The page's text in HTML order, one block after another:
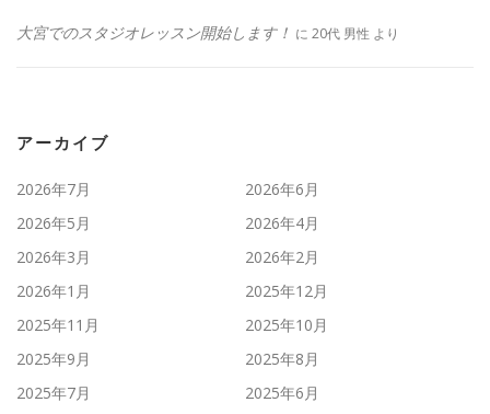
大宮でのスタジオレッスン開始します！ に 20代 男性 より
アーカイブ
2026年7月
2026年6月
2026年5月
2026年4月
2026年3月
2026年2月
2026年1月
2025年12月
2025年11月
2025年10月
2025年9月
2025年8月
2025年7月
2025年6月